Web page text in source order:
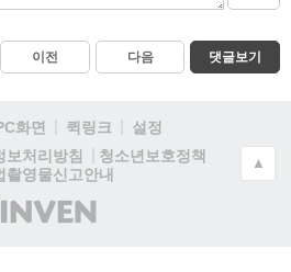
이전 다음 댓글보기
화면 퀵링크
설정
보처리방침
청소년보호정책
촬영물신고안내
(주)
인
▲